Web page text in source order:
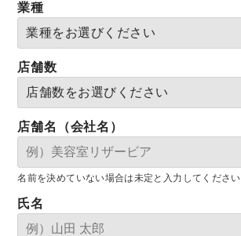
業種
店舗数
店舗名（会社名）
名前を決めていない場合は未定と入力してください
氏名